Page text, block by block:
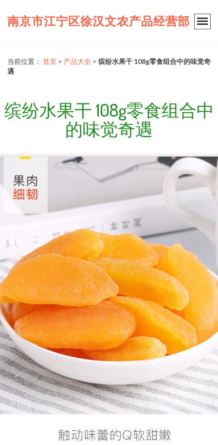
南京市江宁区徐汉文农产品经营部
当前位置： 首页 > 产品大全 > 缤纷水果干 108g零食组合中的味觉奇
遇
缤纷水果干 108g零食组合中
的味觉奇遇